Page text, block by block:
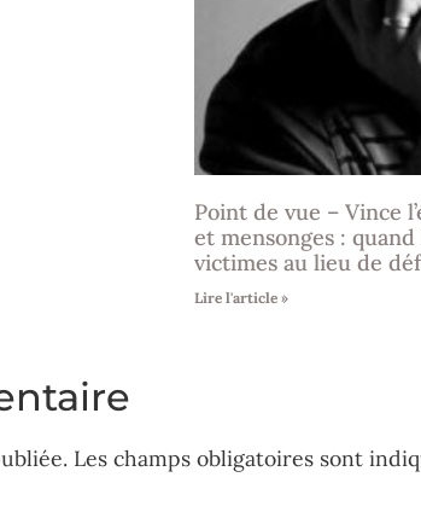
Point de vue – Vince
et mensonges :
victimes au lieu de
Lire l'article »
Les champs obligatoires sont